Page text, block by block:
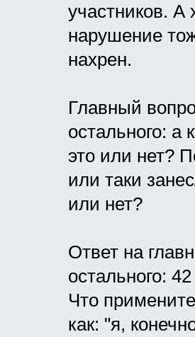
участников. А
нарушение
нахрен.
Главный
остального: а
это или нет?
или таки
или нет?
Ответ на
остального: 42
Что
как: "я,